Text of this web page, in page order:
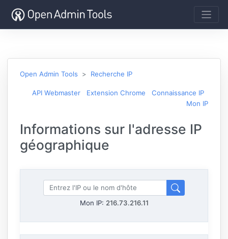
Open Admin Tools Recherche IP
API Webmaster Extension Chrome
Connaissance IP
Mon IP
Informations sur l'adresse IP
géographique
Mon IP: 216.73.216.11